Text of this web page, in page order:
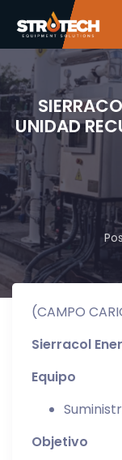
Skip to main content
UNIDAD
(CAMPO
Sierracol
Equipo
Objetivo